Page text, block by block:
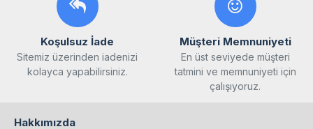
Koşulsuz İade
Sitemiz üzerinden iadenizi
kolayca yapabilirsiniz.
Müşteri Memnuniyeti
En üst seviyede müşteri
tatmini ve memnuniyeti için
çalışıyoruz.
Hakkımızda